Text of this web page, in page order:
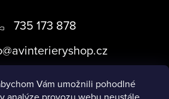
Vám umožnili pohodlné
735 173 878
@avinterieryshop.cz